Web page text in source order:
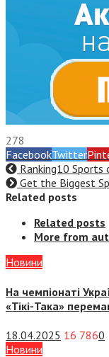
278
FacebookTwitter
Ranking10 Sports
Get the Biggest
Related posts
Related posts
More from
Новини
На чемпіонаті
«Тікі-Така»
18.04.2025 16 7860
Новини